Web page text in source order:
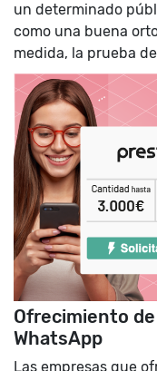
un determinado
como una buena
medida, la prueba
Ofrecimiento
WhatsApp
Las empresas que